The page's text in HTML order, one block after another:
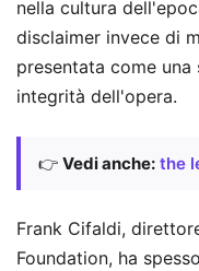
nella cultura
disclaimer invece di
presentata come
integrità dell'opera.
👉 Vedi anche: the
Frank Cifaldi,
Foundation, ha